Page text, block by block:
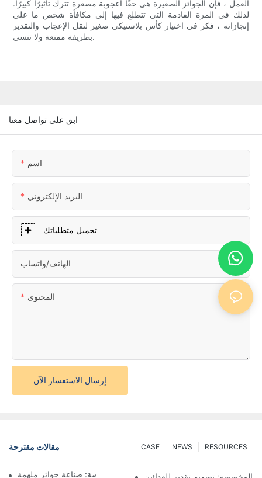
العمل ، فإن الجوائز الصغيرة هي حقًا أعجوبة مصغرة تترك تأثيرًا كبيرًا.
لذلك في المرة القادمة التي تتطلع فيها إلى مكافأة شخص ما على
إنجازاته ، فكر في اختيار كأس بلاستيكي صغير لنقل الإعجاب والتقدير
بطريقة ممتعة ولا تنسى.
ابق على تواصل معنا
اسم
البريد الإلكتروني
تحميل متطلباتك
الهاتف/واتساب
المحتوى
إرسال الاستفسار الآن
مقالات مقترحة RESOURCES
NEWS
CASE
فن صنع الميداليات المخصصة: صناعة جوائز ملهمة